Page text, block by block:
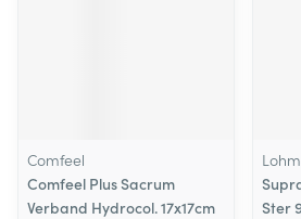
Comfeel
Comfeel Plus Sacrum
Verband Hydrocol. 17x17cm
Ster